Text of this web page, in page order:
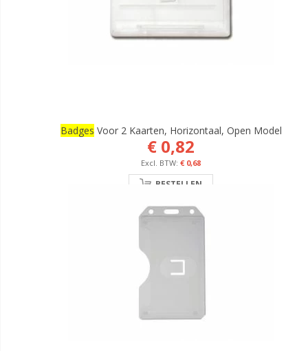
Badges Voor 2 Kaarten, Horizontaal, Open Model
€ 0,82
€ 0,68
BESTELLEN